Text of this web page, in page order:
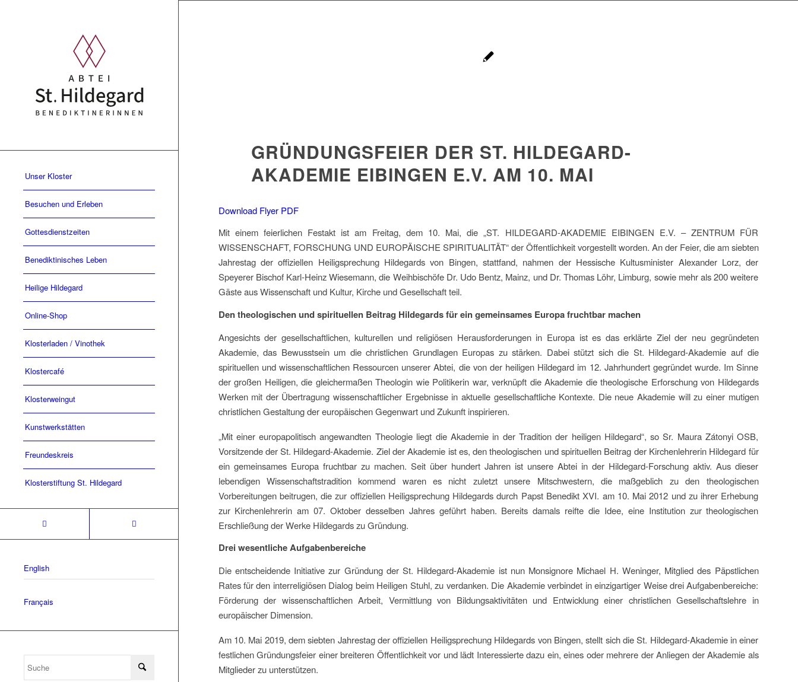
Unser Kloster
Besuchen und Erleben
Gottesdienstzeiten
Benediktinisches Leben
Heilige Hildegard
Online-Shop
Klosterladen / Vinothek
Klostercafé
Klosterweingut
Kunstwerkstätten
Freundeskreis
Klosterstiftung St. Hildegard
English
Français
GRÜNDUNGSFEIER DER ST. HILDEGARD-
AKADEMIE EIBINGEN E.V. AM 10. MAI
Download Flyer PDF
Mit einem feierlichen Festakt ist am Freitag, dem 10. Mai, die „ST. HILDEGARD-AKADEMIE EIBINGEN E.V. – ZENTRUM FÜR
WISSENSCHAFT, FORSCHUNG UND EUROPÄISCHE SPIRITUALITÄT“ der Öffentlichkeit vorgestellt worden. An der Feier, die am siebten
Jahrestag der offiziellen Heiligsprechung Hildegards von Bingen, stattfand, nahmen der Hessische Kultusminister Alexander Lorz, der
Speyerer Bischof Karl-Heinz Wiesemann, die Weihbischöfe Dr. Udo Bentz, Mainz, und Dr. Thomas Löhr, Limburg, sowie mehr als 200 weitere
Gäste aus Wissenschaft und Kultur, Kirche und Gesellschaft teil.
Den theologischen und spirituellen Beitrag Hildegards für ein gemeinsames Europa fruchtbar machen
Angesichts der gesellschaftlichen, kulturellen und religiösen Herausforderungen in Europa ist es das erklärte Ziel der neu gegründeten
Akademie, das Bewusstsein um die christlichen Grundlagen Europas zu stärken. Dabei stützt sich die St. Hildegard-Akademie auf die
spirituellen und wissenschaftlichen Ressourcen unserer Abtei, die von der heiligen Hildegard im 12. Jahrhundert gegründet wurde. Im Sinne
der großen Heiligen, die gleichermaßen Theologin wie Politikerin war, verknüpft die Akademie die theologische Erforschung von Hildegards
Werken mit der Übertragung wissenschaftlicher Ergebnisse in aktuelle gesellschaftliche Kontexte. Die neue Akademie will zu einer mutigen
christlichen Gestaltung der europäischen Gegenwart und Zukunft inspirieren.
„Mit einer europapolitisch angewandten Theologie liegt die Akademie in der Tradition der heiligen Hildegard“, so Sr. Maura Zátonyi OSB,
Vorsitzende der St. Hildegard-Akademie. Ziel der Akademie ist es, den theologischen und spirituellen Beitrag der Kirchenlehrerin Hildegard für
ein gemeinsames Europa fruchtbar zu machen. Seit über hundert Jahren ist unsere Abtei in der Hildegard-Forschung aktiv. Aus dieser
lebendigen Wissenschaftstradition kommend waren es nicht zuletzt unsere Mitschwestern, die maßgeblich zu den theologischen
Vorbereitungen beitrugen, die zur offiziellen Heiligsprechung Hildegards durch Papst Benedikt XVI. am 10. Mai 2012 und zu ihrer Erhebung
zur Kirchenlehrerin am 07. Oktober desselben Jahres geführt haben. Bereits damals reifte die Idee, eine Institution zur theologischen
Erschließung der Werke Hildegards zu Gründung.
Drei wesentliche Aufgabenbereiche
Die entscheidende Initiative zur Gründung der St. Hildegard-Akademie ist nun Monsignore Michael H. Weninger, Mitglied des Päpstlichen
Rates für den interreligiösen Dialog beim Heiligen Stuhl, zu verdanken. Die Akademie verbindet in einzigartiger Weise drei Aufgabenbereiche:
Förderung der wissenschaftlichen Arbeit, Vermittlung von Bildungsaktivitäten und Entwicklung einer christlichen Gesellschaftslehre in
europäischer Dimension.
Am 10. Mai 2019, dem siebten Jahrestag der offiziellen Heiligsprechung Hildegards von Bingen, stellt sich die St. Hildegard-Akademie in einer
festlichen Gründungsfeier einer breiteren Öffentlichkeit vor und lädt Interessierte dazu ein, eines oder mehrere der Anliegen der Akademie als
Mitglieder zu unterstützen.